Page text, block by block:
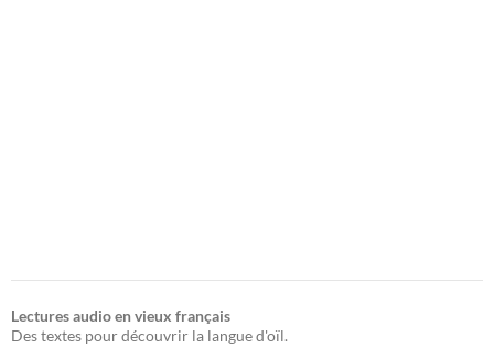
Lectures audio en vieux français
Des textes pour découvrir la langue d'oïl.